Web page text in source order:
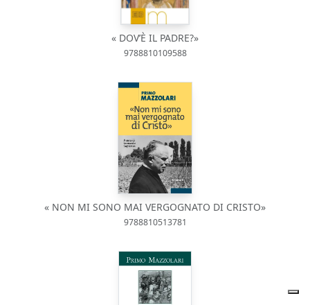
« DOV’È IL PADRE?»
9788810109588
« NON MI SONO MAI VERGOGNATO DI CRISTO»
9788810513781